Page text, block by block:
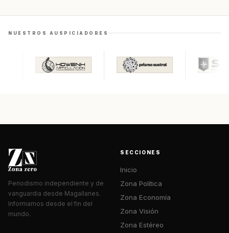
NUESTROS AUSPICIADORES
Periodismo independiente y de
vanguardia desde Magallanes.
Informamos desde el fin del
mundo.
SECCIONES
Inicio
Zona Política
Zona Economía
Zona Visión
Zona Estéreo